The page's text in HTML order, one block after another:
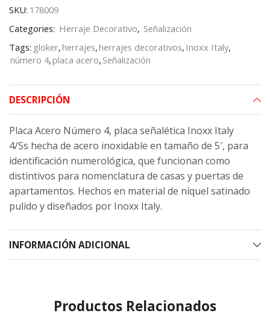
SKU: 178009
Categories: Herraje Decorativo, Señalización
Tags: gloker,herrajes,herrajes decorativos, Inoxx Italy,
número 4,placa acero, Señalización
DESCRIPCIÓN
Placa Acero Número 4, placa señalética Inoxx Italy
4/Ss hecha de acero inoxidable en tamaño de 5′, para
identificación numerológica, que funcionan como
distintivos para nomenclatura de casas y puertas de
apartamentos. Hechos en material de níquel satinado
pulido y diseñados por Inoxx Italy.
INFORMACIÓN ADICIONAL
Productos Relacionados